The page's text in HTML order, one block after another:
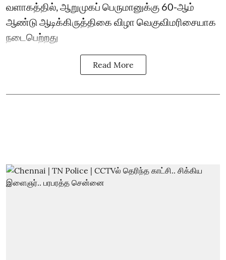
வளாகத்தில், ஆறுமுகப் பெருமானுக்கு 60-ஆம்
ஆண்டு ஆடிக்கிருத்திகை விழா வெகுவிமரிசையாக
நடைபெற்றது
Read More